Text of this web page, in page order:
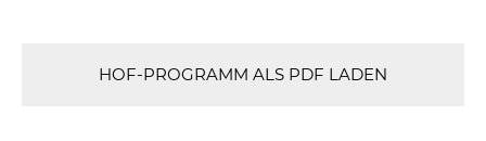
HOF-PROGRAMM ALS PDF LADEN